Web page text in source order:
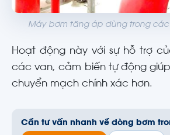
Máy bơm tăng áp dùng trong các
Hoạt động này với sự hỗ trợ
các van, cảm biến tự động
chuyển mạch chính xác hơn.
Cần tư vấn nhanh về dòng bơm